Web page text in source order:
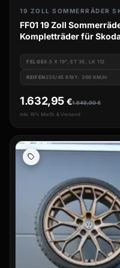
19 ZOLL SOMMERRÄDER
FF01 19 Zoll
Kompletträder für
FELGE8.5 X 19", ET 35, LK 112
REIFEN235/45 R19Y: 300 KM/H
1.649,90€
1.632,95 €
inkl. 19% MwSt. & Versand